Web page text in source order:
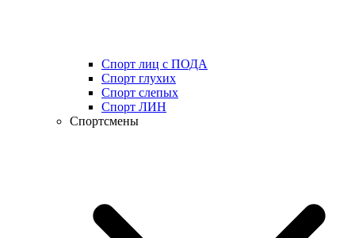
Спорт лиц с ПОДА
Спорт глухих
Спорт слепых
Спорт ЛИН
Спортсмены